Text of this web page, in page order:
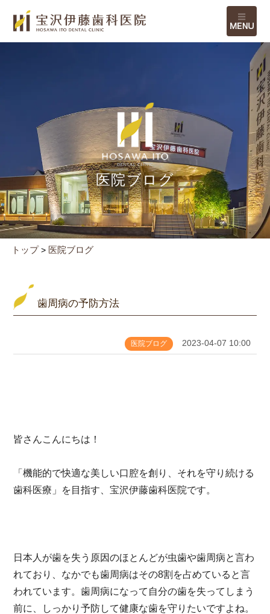
医院ブログ
トップ > 医院ブログ
歯周病の予防方法
医院ブログ 2023-04-07 10:00
皆さんこんにちは！
「機能的で快適な美しい口腔を創り、それを守り続ける
歯科医療」を目指す、宝沢伊藤歯科医院です。
日本人が歯を失う原因のほとんどが虫歯や歯周病と言わ
れており、なかでも歯周病はその8割を占めていると言
われています。歯周病になって自分の歯を失ってしまう
前に、しっかり予防して健康な歯を守りたいですよね。